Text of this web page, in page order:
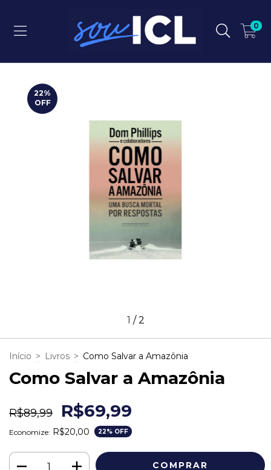
0
22%
OFF
1 /2
Início > Livros > Como Salvar a Amazônia
Como Salvar a Amazônia
R$89,99 R$69,99
Economize: R$20,00 22% OFF